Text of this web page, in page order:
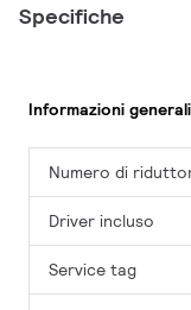
Specifiche
Informazioni generali
Numero di
Driver incluso
Service tag